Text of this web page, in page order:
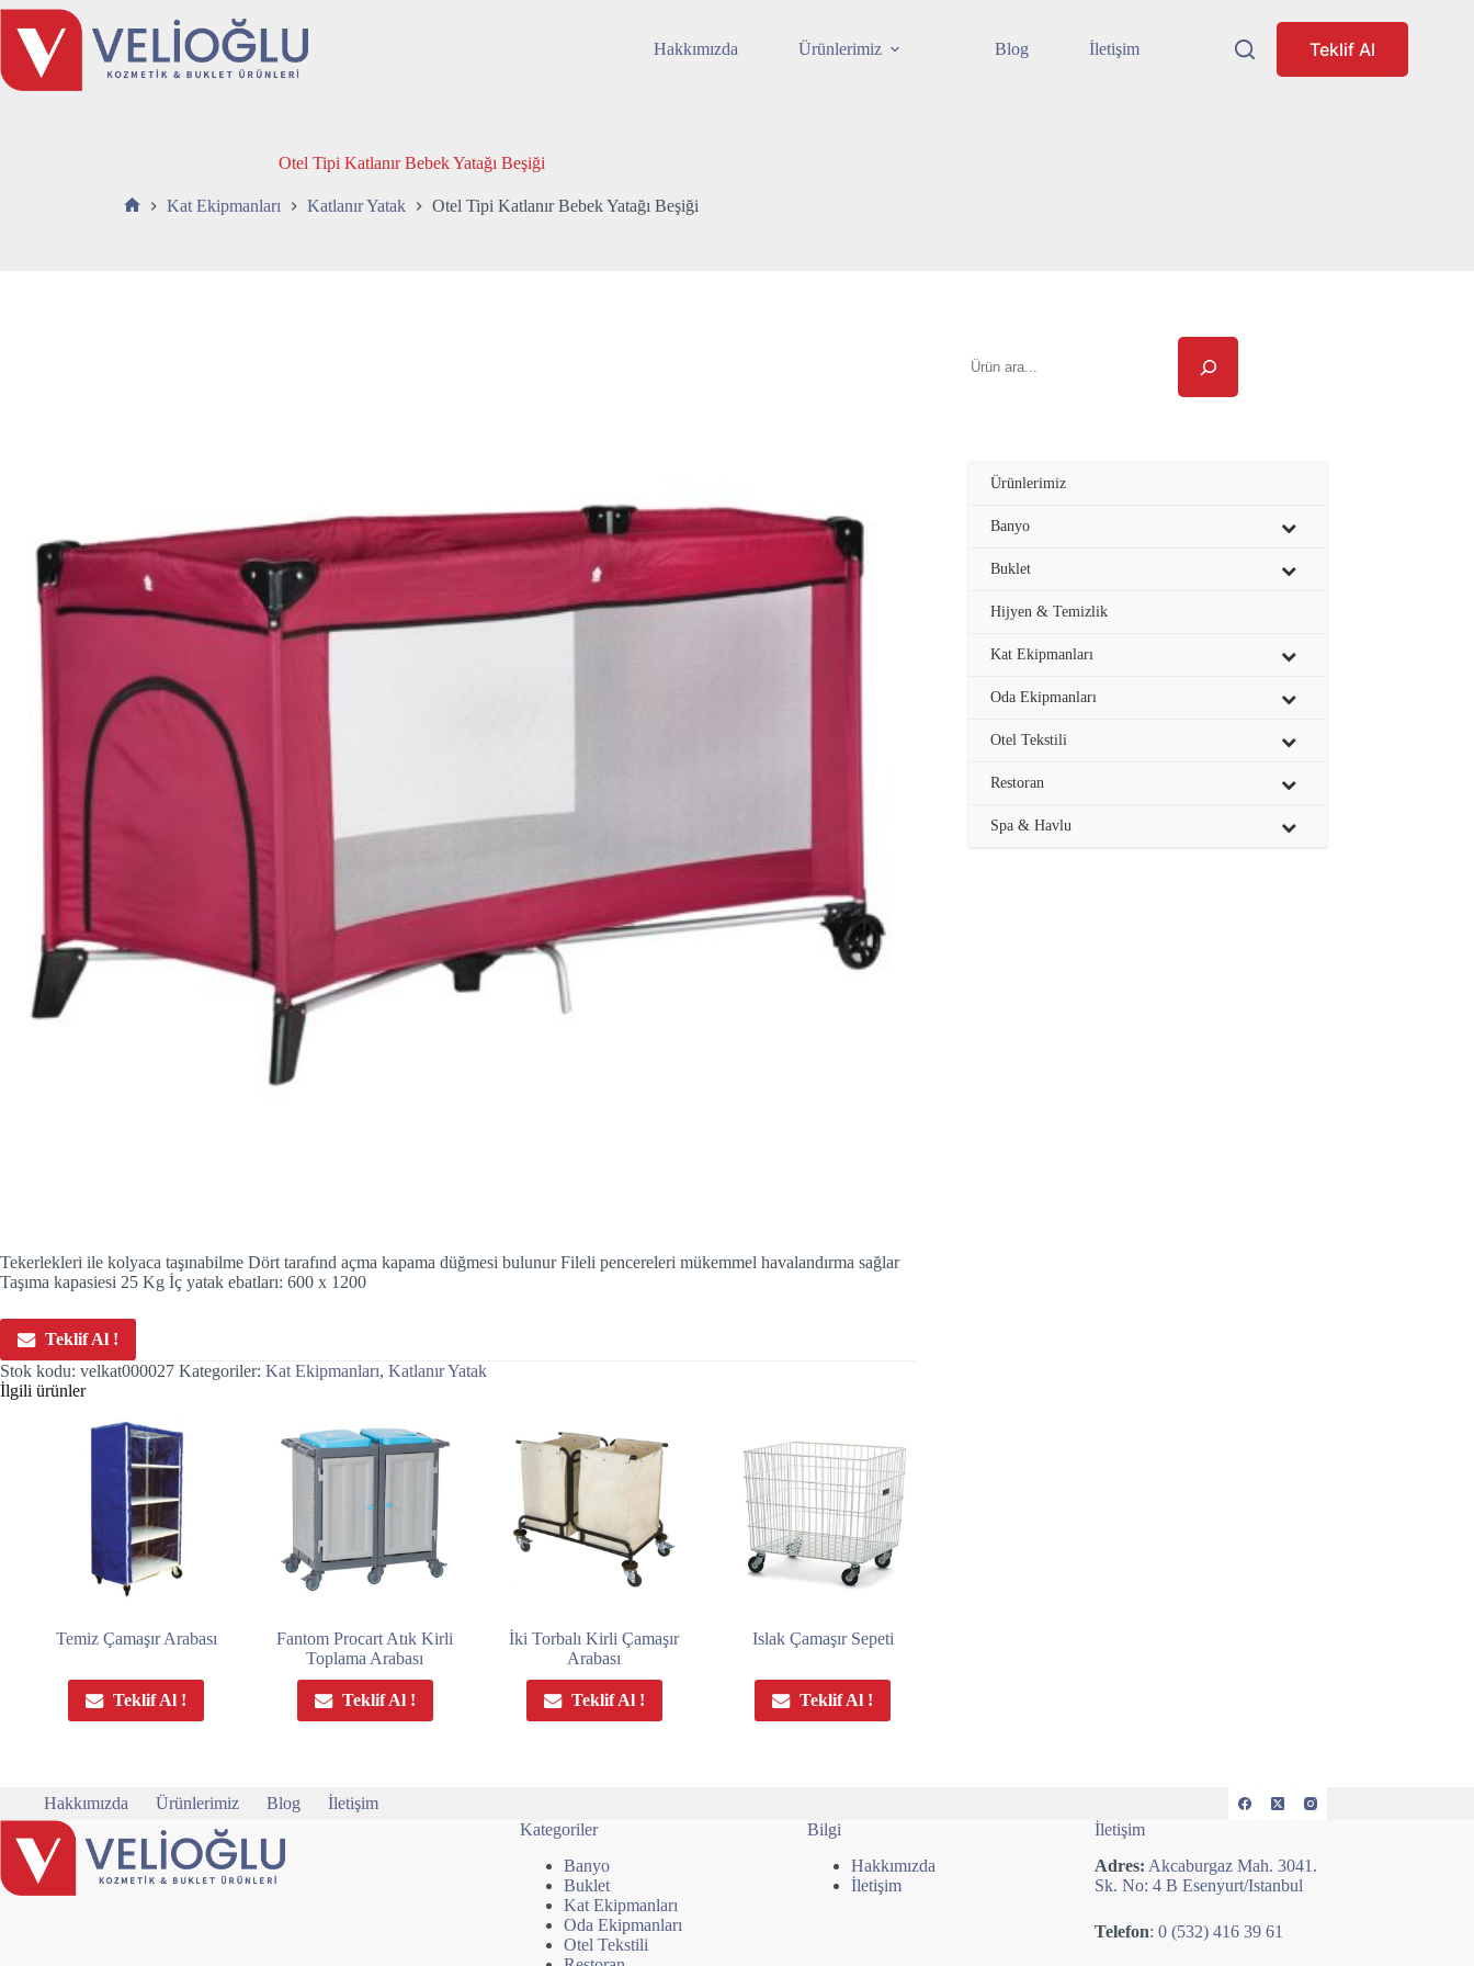
Skip
content
Hakkımızda Ürünlerimiz Blog İletişim Teklif Al
Otel Tipi Katlanır Bebek Yatağı Beşiği
Kat Ekipmanları Katlanır Yatak Otel Tipi Katlanır Bebek Yatağı Beşiği
Tekerlekleri ile kolyaca taşınabilme Dört tarafınd açma kapama düğmesi bulunur Fileli pencereleri mükemmel havalandırma sağlar
Taşıma kapasiesi 25 Kg İç yatak ebatları: 600 x 1200
Teklif Al !
Stok kodu: velkat000027 Kategoriler: Kat Ekipmanları, Katlanır Yatak
İlgili ürünler
Temiz Çamaşır Arabası
Teklif Al !
Fantom Procart Atık Kirli
Toplama Arabası
Teklif Al !
İki Torbalı Kirli Çamaşır
Arabası
Teklif Al !
Islak Çamaşır Sepeti
Teklif Al !
Ürünlerimiz
Banyo
Buklet
Hijyen & Temizlik
Kat Ekipmanları
Oda Ekipmanları
Otel Tekstili
Restoran
Spa & Havlu
Hakkımızda Ürünlerimiz Blog
İletişim
Kategoriler
Banyo
Buklet
Kat Ekipmanları
Oda Ekipmanları
Otel Tekstili
Bilgi
Hakkımızda
İletişim
İletişim
Adres: Akcaburgaz Mah. 3041.
Sk. No: 4 B Esenyurt/Istanbul
Telefon: 0 (532) 416 39 61